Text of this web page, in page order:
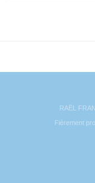
RAËL
Fièrement